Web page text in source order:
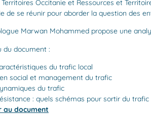
Occitanie et Ressources et
de se réunir pour aborder la question des
Marwan Mohammed propose une
du document :
du trafic local
social et management du trafic
du trafic
: quels schémas pour sortir du trafic
au document